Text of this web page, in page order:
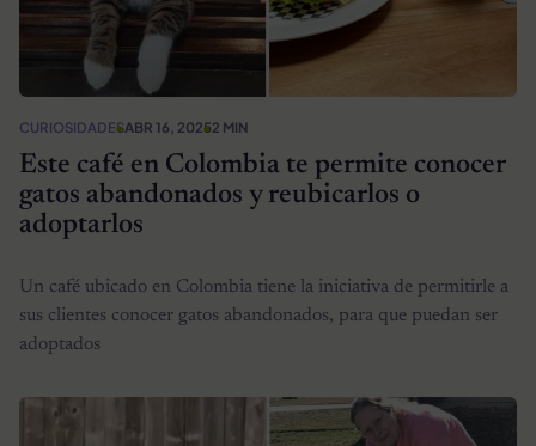
CURIOSIDADESABR 16, 20252 MIN
Este café en Colombia te permite conocer
gatos abandonados y reubicarlos o
adoptarlos
Un café ubicado en Colombia tiene la iniciativa de permitirle a
sus clientes conocer gatos abandonados, para que puedan ser
adoptados